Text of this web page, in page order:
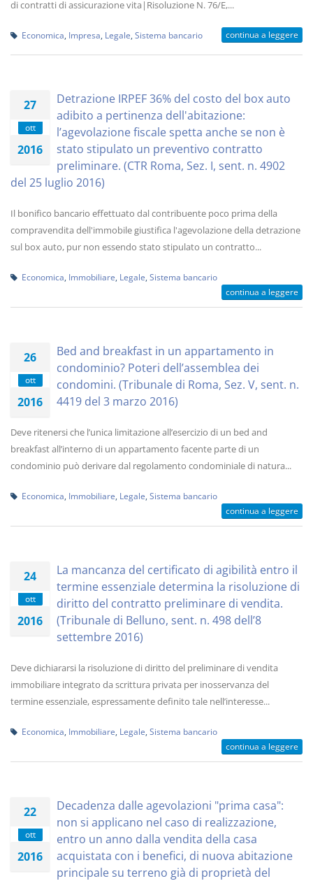
di contratti di assicurazione vita|Risoluzione N. 76/E,...
Economica Impresa Legale Sistema bancario continua a leggere
27
ott
2016
Detrazione IRPEF 36% del costo del box auto
adibito a pertinenza dell'abitazione:
l’agevolazione fiscale spetta anche se non è
stato stipulato un preventivo contratto
preliminare. (CTR Roma, Sez. I, sent. n. 4902
del 25 luglio 2016)
Il bonifico bancario effettuato dal contribuente poco prima della
compravendita dell'immobile giustifica l'agevolazione della detrazione
sul box auto, pur non essendo stato stipulato un contratto...
Economica Immobiliare Legale Sistema bancario
continua a leggere
26
ott
2016
Bed and breakfast in un appartamento in
condominio? Poteri dell’assemblea dei
condomini. (Tribunale di Roma, Sez. V, sent. n.
4419 del 3 marzo 2016)
Deve ritenersi che l’unica limitazione all’esercizio di un bed and
breakfast all’interno di un appartamento facente parte di un
condominio può derivare dal regolamento condominiale di natura...
Economica Immobiliare Legale Sistema bancario
continua a leggere
24
ott
2016
La mancanza del certificato di agibilità entro il
termine essenziale determina la risoluzione di
diritto del contratto preliminare di vendita.
(Tribunale di Belluno, sent. n. 498 dell’8
settembre 2016)
Deve dichiararsi la risoluzione di diritto del preliminare di vendita
immobiliare integrato da scrittura privata per inosservanza del
termine essenziale, espressamente definito tale nell’interesse...
Economica Immobiliare Legale Sistema bancario
continua a leggere
22
ott
2016
Decadenza dalle agevolazioni "prima casa":
non si applicano nel caso di realizzazione,
entro un anno dalla vendita della casa
acquistata con i benefici, di nuova abitazione
principale su terreno già di proprietà del